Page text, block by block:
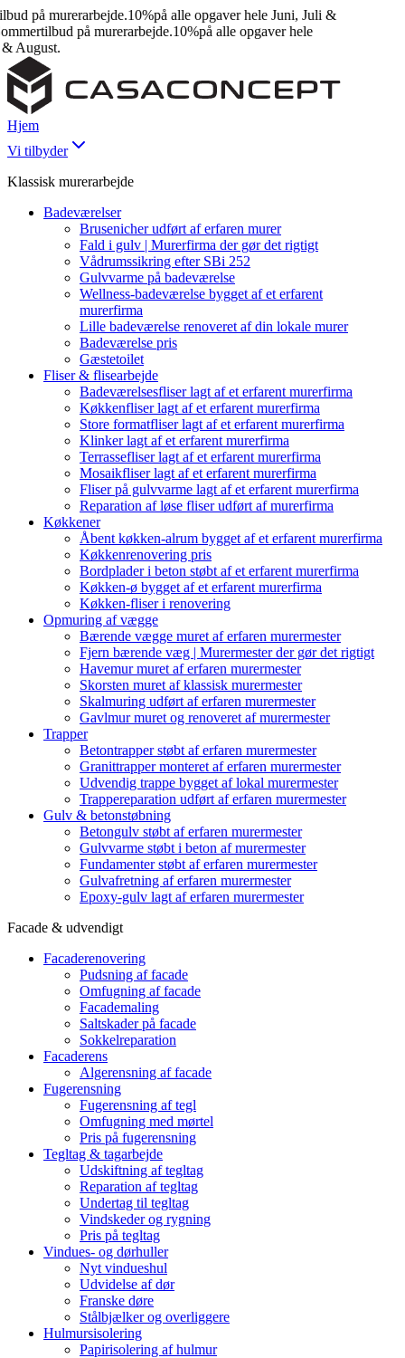
på murerarbejde.10%på alle opgaver hele Juni, Juli &
på murerarbejde.10%på alle opgaver hele
Hjem
Vi tilbyder
Klassisk murerarbejde
Badeværelser
Brusenicher udført af erfaren murer
Fald i gulv | Murerfirma der gør det rigtigt
Vådrumssikring efter SBi 252
Gulvvarme på badeværelse
Wellness-badeværelse bygget af et erfarent
murerfirma
Lille badeværelse renoveret af din lokale murer
Badeværelse pris
Gæstetoilet
Fliser & flisearbejde
Badeværelsesfliser lagt af et erfarent murerfirma
Køkkenfliser lagt af et erfarent murerfirma
Store formatfliser lagt af et erfarent murerfirma
Klinker lagt af et erfarent murerfirma
Terrassefliser lagt af et erfarent murerfirma
Mosaikfliser lagt af et erfarent murerfirma
Fliser på gulvvarme lagt af et erfarent murerfirma
Reparation af løse fliser udført af murerfirma
Køkkener
Åbent køkken-alrum bygget af et erfarent murerfirma
Køkkenrenovering pris
Bordplader i beton støbt af et erfarent murerfirma
Køkken-ø bygget af et erfarent murerfirma
Køkken-fliser i renovering
Opmuring af vægge
Bærende vægge muret af erfaren murermester
Fjern bærende væg | Murermester der gør det rigtigt
Havemur muret af erfaren murermester
Skorsten muret af klassisk murermester
Skalmuring udført af erfaren murermester
Gavlmur muret og renoveret af murermester
Trapper
Betontrapper støbt af erfaren murermester
Granittrapper monteret af erfaren murermester
Udvendig trappe bygget af lokal murermester
Trappereparation udført af erfaren murermester
Gulv & betonstøbning
Betongulv støbt af erfaren murermester
Gulvvarme støbt i beton af murermester
Fundamenter støbt af erfaren murermester
Gulvafretning af erfaren murermester
Epoxy-gulv lagt af erfaren murermester
Facade & udvendigt
Facaderenovering
Pudsning af facade
Omfugning af facade
Facademaling
Saltskader på facade
Sokkelreparation
Facaderens
Algerensning af facade
Fugerensning
Fugerensning af tegl
Omfugning med mørtel
Pris på fugerensning
Tegltag & tagarbejde
Udskiftning af tegltag
Reparation af tegltag
Undertag til tegltag
Vindskeder og rygning
Pris på tegltag
Vindues- og dørhuller
Nyt vindueshul
Udvidelse af dør
Franske døre
Stålbjælker og overliggere
Hulmursisolering
Papirisolering af hulmur